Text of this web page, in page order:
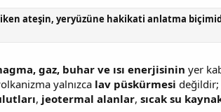
ateşin, yeryüzüne hakikati anlatma
gaz, buhar ve ısı enerjisinin yer
yalnızca lav püskürmesi değildir;
, jeotermal alanlar, sıcak su